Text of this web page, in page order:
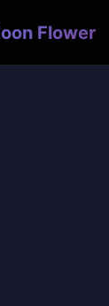
Flower